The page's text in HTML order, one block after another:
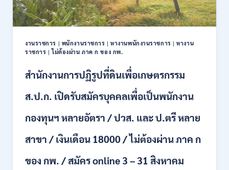
ตำแหน่ง
/
ปวช.
ป.ตรี
หลาย
/
ต้อง
ภาค
ของ
/
งานราชการ | พนักงานราชการ |หางานพนักงานราชการ |หางาน
ราชการ |ไม่ต้องผ่าน ภาค ก ของ กพ.
สำนักงานการปฏิรูปที่ดินเพื่อเกษตรกรรม
ส.ป.ก. เปิดรับสมัครบุคคลเพื่อเป็นพนักงาน
กองทุนฯ หลายอัตรา / ปวส. และ ป.ตรี หลาย
สาขา / เงินเดือน 18000 / ไม่ต้องผ่าน ภาค ก
ของ กพ. / สมัคร online 3 – 31 สิงหาคม